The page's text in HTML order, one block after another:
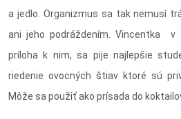
a jedlo. Organizmus sa tak nemusí
ani jeho podráždením. Vincentka v
príloha k nim, sa pije najlepšie
riedenie ovocných štiav ktoré sú
Môže sa použiť ako prísada do